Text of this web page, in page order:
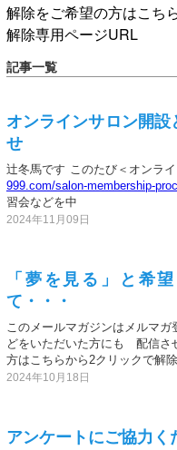
解除をご希望の方はこち
解除専用ページURL
記事一覧
オンラインサロン開
せ
辻冬馬です このたび＜オンラ
999.com/salon-membership-
習会などを中
2024年11月09日
「夢を見る」と希
て・・・
このメールマガジンはメルマ
どをいただいた方にも 配信さ
方はこちらから2クリックで解
2024年10月18日
アンケートにご協力く